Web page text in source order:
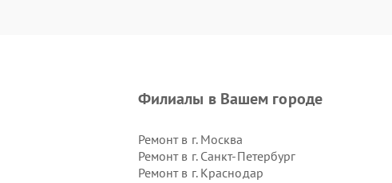
Филиалы в Вашем городе
Ремонт в г. Москва
Ремонт в г. Санкт-Петербург
Ремонт в г. Краснодар